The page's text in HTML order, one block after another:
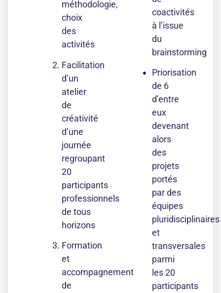
méthodologie,
choix
des
activités
Facilitation
d’un
atelier
de
créativité
d’une
journée
regroupant
20
participants
professionnels
de tous
horizons
Formation
et
accompagnement
de
coactivités
à l’issue
du
brainstorming
Priorisation
de 6
d’entre
eux
devenant
alors
des
projets
portés
par des
équipes
pluridisciplinaires
et
transversales
parmi
les 20
participants